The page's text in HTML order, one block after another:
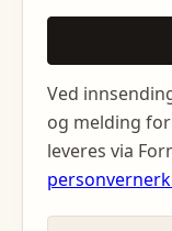
Ved
og melding
leveres via